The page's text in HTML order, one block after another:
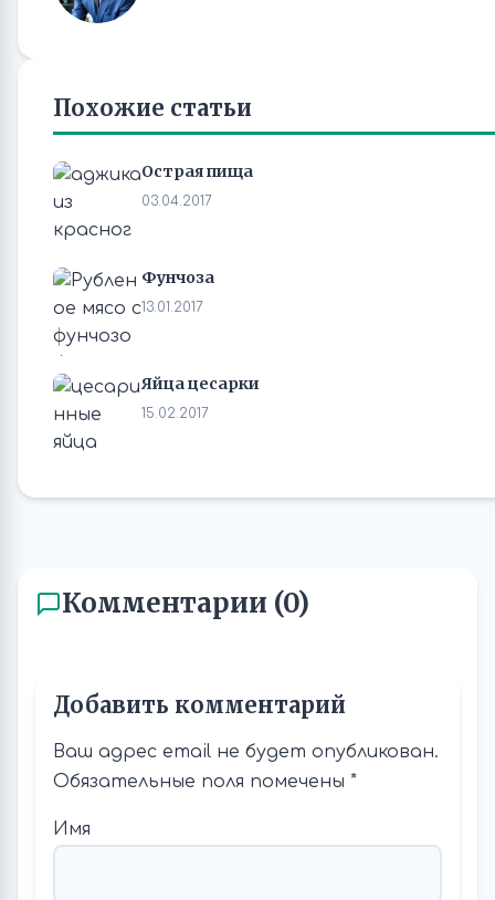
Похожие статьи
Острая пища
03.04.2017
Фунчоза
13.01.2017
Яйца цесарки
15.02.2017
Комментарии (0)
Добавить комментарий
Ваш адрес email не будет опубликован.
Обязательные поля помечены *
Имя